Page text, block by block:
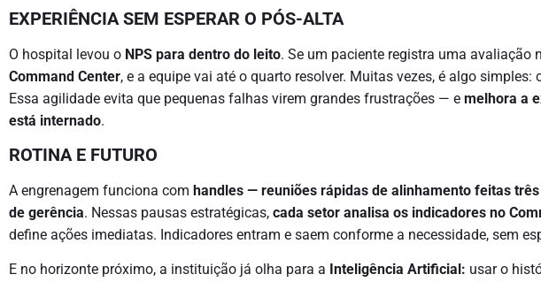
EXPERIÊNCIA SEM ESPERAR O PÓS-ALTA
O hospital levou o NPS para dentro do leito. Se um paciente registra uma avaliação
Command Center, e a equipe vai até o quarto resolver. Muitas vezes, é algo
Essa agilidade evita que pequenas falhas virem grandes frustrações — e melhora a
está internado.
ROTINA E FUTURO
A engrenagem funciona com handles — reuniões rápidas de alinhamento feitas três
de gerência. Nessas pausas estratégicas, cada setor analisa os indicadores no
define ações imediatas. Indicadores entram e saem conforme a necessidade, sem
E no horizonte próximo, a instituição já olha para a Inteligência Artificial: usar o